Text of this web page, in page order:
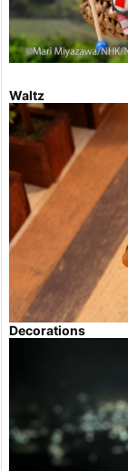
Waltz
Decorations